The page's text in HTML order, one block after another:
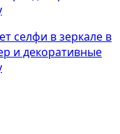
селфи в зеркале в
и декоративные